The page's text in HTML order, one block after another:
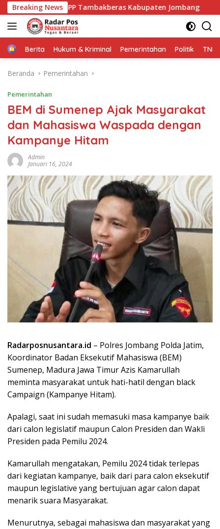
Langsung
ke
konten
Breaking News
PP Tambakberas Kabupaten Jombang *Muktamar
HomeBerita Hukum & Kriminal Pemerintahan Politik TNI
Beranda Pemerintahan
Pemerintahan
BEM di Sumenep Ajak Masyarakat
dan Mahasiswa Waspada dengan
Kampanye Hitam
Admin
Januari 16, 2024
Radarposnusantara.id – Polres Jombang Polda Jatim,
Koordinator Badan Eksekutif Mahasiswa (BEM)
Sumenep, Madura Jawa Timur Azis Kamarullah
meminta masyarakat untuk hati-hatil dengan black
Campaign (Kampanye Hitam).
Apalagi, saat ini sudah memasuki masa kampanye baik
dari calon legislatif maupun Calon Presiden dan Wakli
Presiden pada Pemilu 2024.
Kamarullah mengatakan, Pemilu 2024 tidak terlepas
dari kegiatan kampanye, baik dari para calon eksekutif
maupun legislative yang bertujuan agar calon dapat
menarik suara Masyarakat.
Menurutnya, sebagai mahasiswa dan masyarakat yang